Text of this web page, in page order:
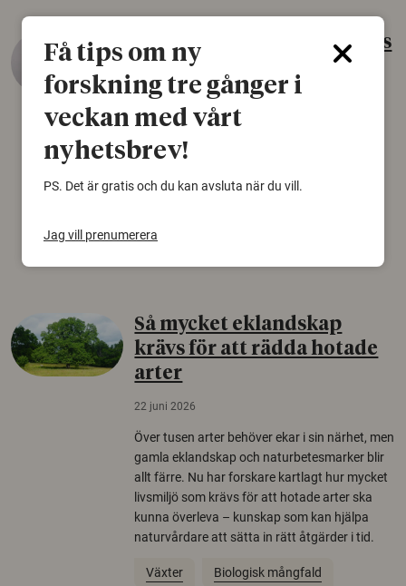
Gammalt skinn var Sveriges
äldsta sko
22 juni 2026
Det som arkeologer länge trodde var en
björnfäll visar sig vara delar av en 2000 år
skomode och beskrivs som mycket ovanligt i
Arkeologi
Så mycket eklandskap
krävs för att rädda hotade
arter
22 juni 2026
Över tusen arter behöver ekar i sin närhet, men
gamla eklandskap och naturbetesmarker blir
allt färre. Nu har forskare kartlagt hur mycket
livsmiljö som krävs för att hotade arter ska
kunna överleva – kunskap som kan hjälpa
naturvårdare att sätta in rätt åtgärder i tid.
Växter Biologisk mångfald
Få tips om ny
forskning tre gånger i
veckan med vårt
nyhetsbrev!
PS. Det är gratis och du kan avsluta när du vill.
Jag vill prenumerera